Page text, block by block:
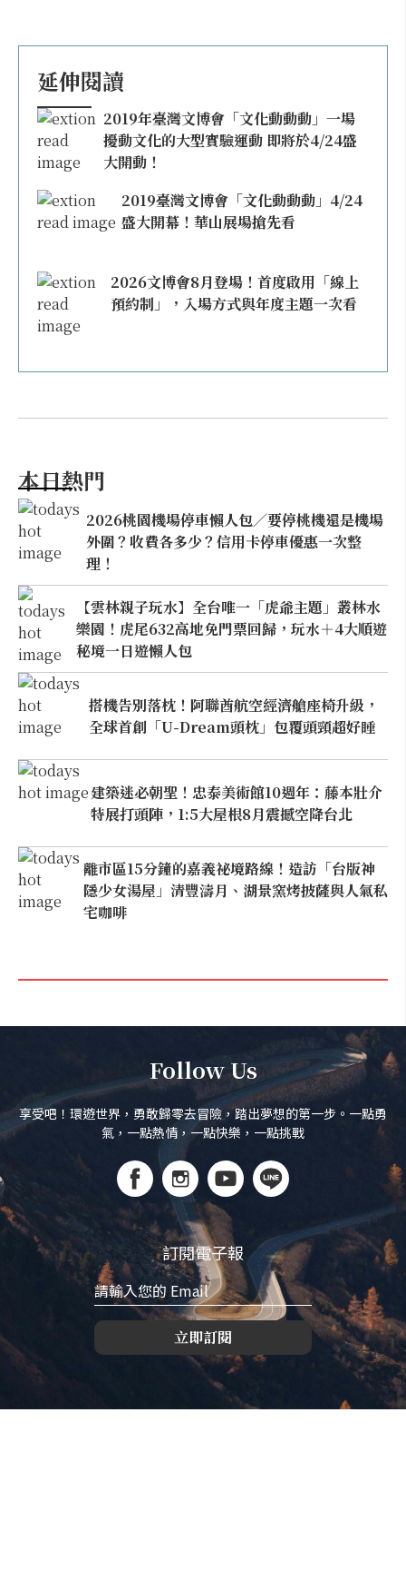
延伸閱讀
2019年臺灣文博會「文化動動動」一場
擾動文化的大型實驗運動 即將於4/24盛
大開動！
2019臺灣文博會「文化動動動」4/24
盛大開幕！華山展場搶先看
2026文博會8月登場！首度啟用「線上
預約制」，入場方式與年度主題一次看
本日熱門
2026桃園機場停車懶人包／要停桃機還是機場
外圍？收費各多少？信用卡停車優惠一次整
理！
【雲林親子玩水】全台唯一「虎爺主題」叢林水
樂園！虎尾632高地免門票回歸，玩水＋4大順遊
秘境一日遊懶人包
搭機告別落枕！阿聯酋航空經濟艙座椅升級，
全球首創「U-Dream頭枕」包覆頭頸超好睡
建築迷必朝聖！忠泰美術館10週年：藤本壯介
特展打頭陣，1:5大屋根8月震撼空降台北
離市區15分鐘的嘉義祕境路線！造訪「台版神
隱少女湯屋」清豐濤月、湖景窯烤披薩與人氣私
宅咖啡
Follow Us
享受吧！環遊世界，勇敢歸零去冒險，踏出夢想的第一步。一點勇
氣，一點熱情，一點快樂，一點挑戰
訂閱電子報
立即訂閱